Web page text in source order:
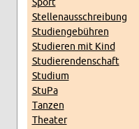
Sport
Stel­len­aus­schrei­bung
Stu­di­en­ge­büh­ren
Stu­die­ren mit Kind
Stu­die­ren­den­schaft
Stu­di­um
StuPa
Tan­zen
Thea­ter